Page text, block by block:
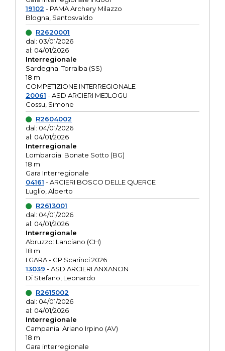
19102 - PAMA Archery Milazzo
Blogna, Santosvaldo
R2620001
dal: 03/01/2026
al: 04/01/2026
Interregionale
Sardegna: Torralba (SS)
18 m
COMPETIZIONE INTERREGIONALE
20061 - ASD ARCIERI MEJLOGU
Cossu, Simone
R2604002
dal: 04/01/2026
al: 04/01/2026
Interregionale
Lombardia: Bonate Sotto (BG)
18 m
Gara Interregionale
04161 - ARCIERI BOSCO DELLE QUERCE
Luglio, Alberto
R2613001
dal: 04/01/2026
al: 04/01/2026
Interregionale
Abruzzo: Lanciano (CH)
18 m
I GARA - GP Scarinci 2026
13039 - ASD ARCIERI ANXANON
Di Stefano, Leonardo
R2615002
dal: 04/01/2026
al: 04/01/2026
Interregionale
Campania: Ariano Irpino (AV)
18 m
Gara interregionale